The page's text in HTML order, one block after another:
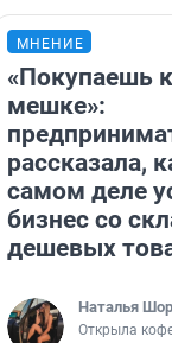
МНЕНИЕ
«Покупаешь
мешке»:
рассказала,
самом деле
бизнес со
дешевых
Наталья
Открыла